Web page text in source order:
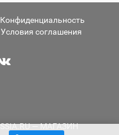
Конфиденциальность
Условия соглашения
— МАГАЗИН